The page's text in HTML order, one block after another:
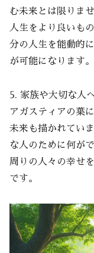
む未来とは限りま
人生をより良いも
分の人生を能動的
が可能になります。
5. 家族や大切な人
アガスティアの葉
未来も描かれてい
な人のために何が
周りの人々の幸せ
です。